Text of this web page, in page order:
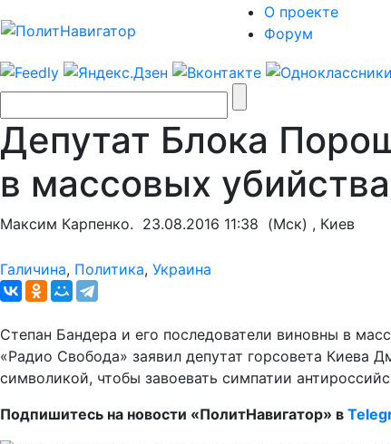
О проекте
Форум
Депутат Блока
в массовых
Максим Карпенко. 23.08.2016 11:38 (Мск) , Киев
Галичина, Политика, Украина
Степан Бандера и его последователи виновны в
«Радио Свобода» заявил депутат горсовета Киева
символикой, чтобы завоевать симпатии
Подпишитесь на новости «ПолитНавигатор» в